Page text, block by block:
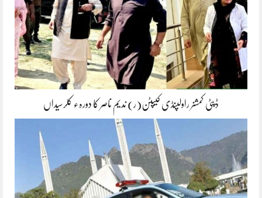
ڈپٹی کمشنر راولپنڈی کیپٹن(ر) ندیم ناصر کا دورہء کلرسیداں